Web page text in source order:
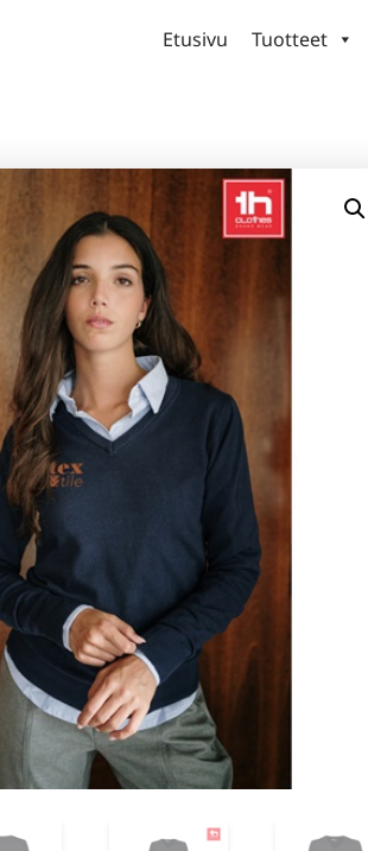
Etusivu Tuotteet